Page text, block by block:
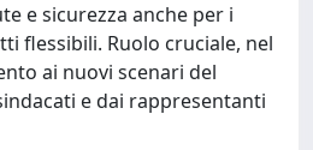
e sicurezza anche per i
flessibili. Ruolo cruciale, nel
ai nuovi scenari del
e dai rappresentanti